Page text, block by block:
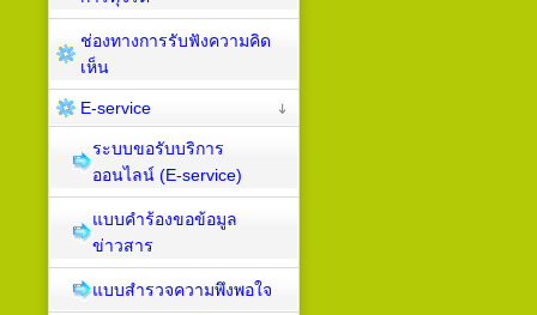
ช่องทางการรับฟังความคิด
เห็น
E-service
ระบบขอรับบริการ
ออนไลน์ (E-service)
แบบคำร้องขอข้อมูล
ข่าวสาร
แบบสำรวจความพึงพอใจ